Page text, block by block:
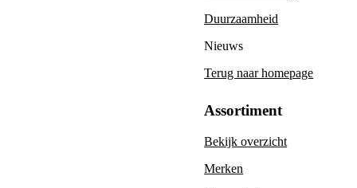
Duurzaamheid
Nieuws
Terug naar homepage
Assortiment
Bekijk overzicht
Merken